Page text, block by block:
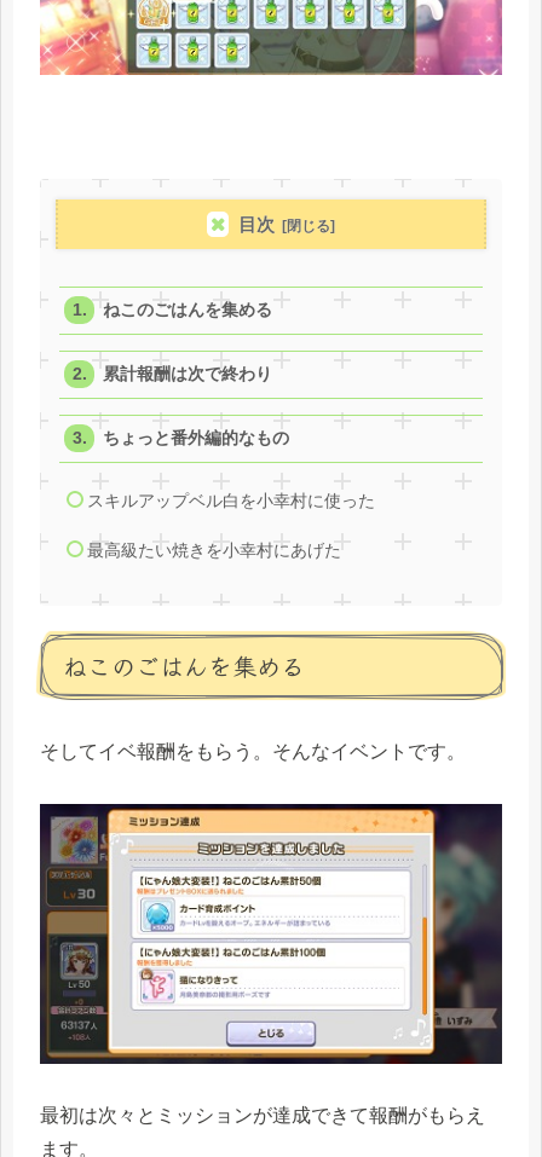
目次
ねこのごはんを集める
累計報酬は次で終わり
ちょっと番外編的なもの
スキルアップベル白を小幸村に使った
最高級たい焼きを小幸村にあげた
ねこのごはんを集める
そしてイベ報酬をもらう。そんなイベントです。
最初は次々とミッションが達成できて報酬がもらえ
ます。